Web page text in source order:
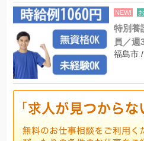
NEW!
特別養
員／週
福島市